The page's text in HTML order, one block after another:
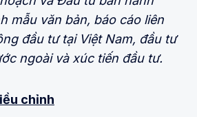
mẫu văn bản, báo cáo liên
đầu tư tại Việt Nam, đầu tư
ngoài và xúc tiến đầu tư.
chỉnh